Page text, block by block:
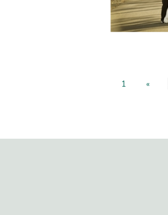
1 «